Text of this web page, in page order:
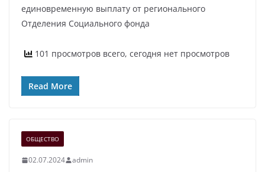
единовременную выплату от регионального
Отделения Социального фонда
101 просмотров всего, сегодня нет просмотров
Read More
ОБЩЕСТВО
02.07.2024 admin